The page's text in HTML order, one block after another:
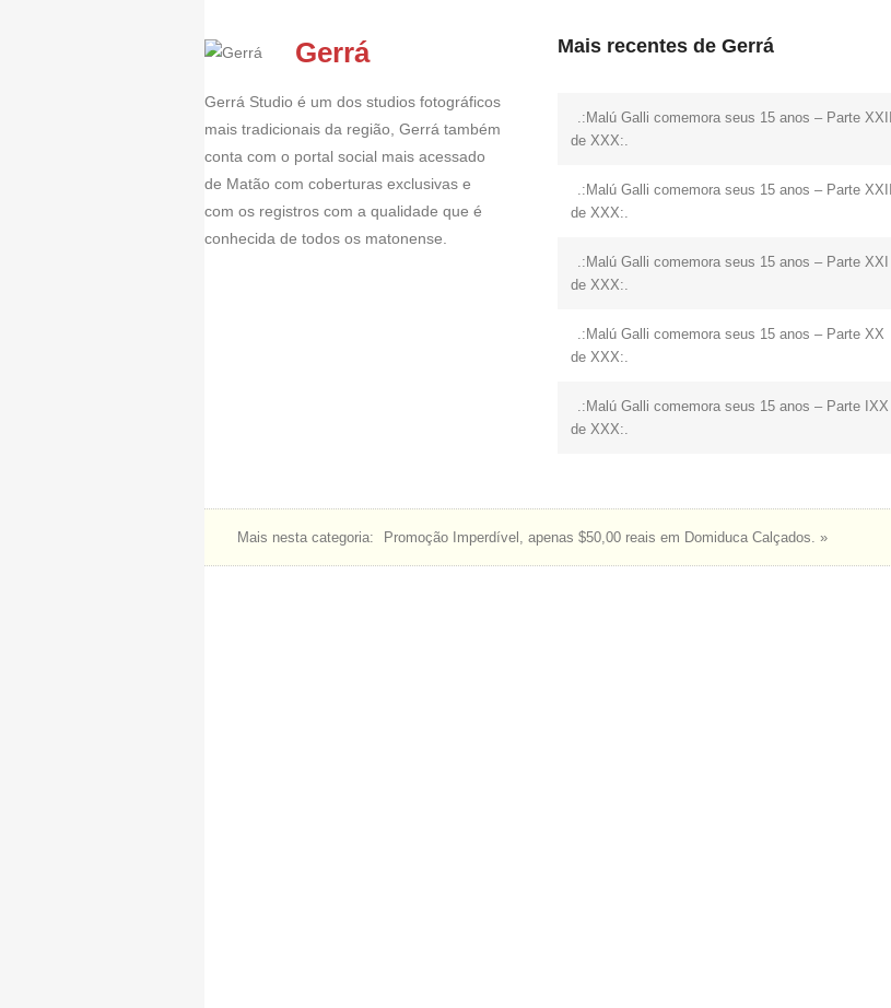
Gerrá
Gerrá Studio é um dos studios fotográficos
mais tradicionais da região, Gerrá também
conta com o portal social mais acessado
de Matão com coberturas exclusivas e
com os registros com a qualidade que é
conhecida de todos os matonense.
Mais recentes de Gerrá
.:Malú Galli comemora seus 15 anos – Parte XXIII
de XXX:.
.:Malú Galli comemora seus 15 anos – Parte XXII
de XXX:.
.:Malú Galli comemora seus 15 anos – Parte XXI
de XXX:.
.:Malú Galli comemora seus 15 anos – Parte XX
de XXX:.
.:Malú Galli comemora seus 15 anos – Parte IXX
de XXX:.
Mais nesta categoria: Promoção Imperdível, apenas $50,00 reais em Domiduca Calçados. »